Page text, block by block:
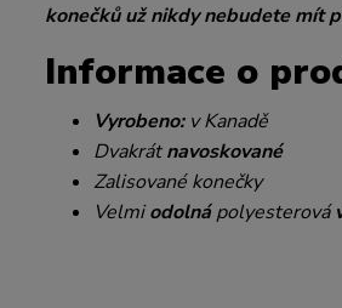
konečků už nikdy nebudete mít
Informace o
Vyrobeno: v Kanadě
Dvakrátnavoskované
Zalisované konečky
Velmiodolnápolyesterová